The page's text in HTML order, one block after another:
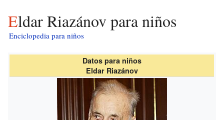
Eldar Riazánov para niños
Enciclopedia para niños
Datos para niños
Eldar Riazánov